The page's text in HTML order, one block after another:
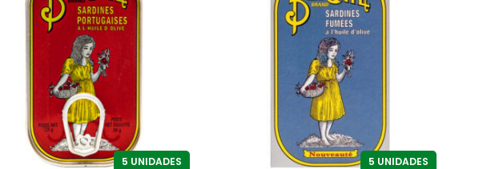
5 UNIDADES 5 UNIDADES